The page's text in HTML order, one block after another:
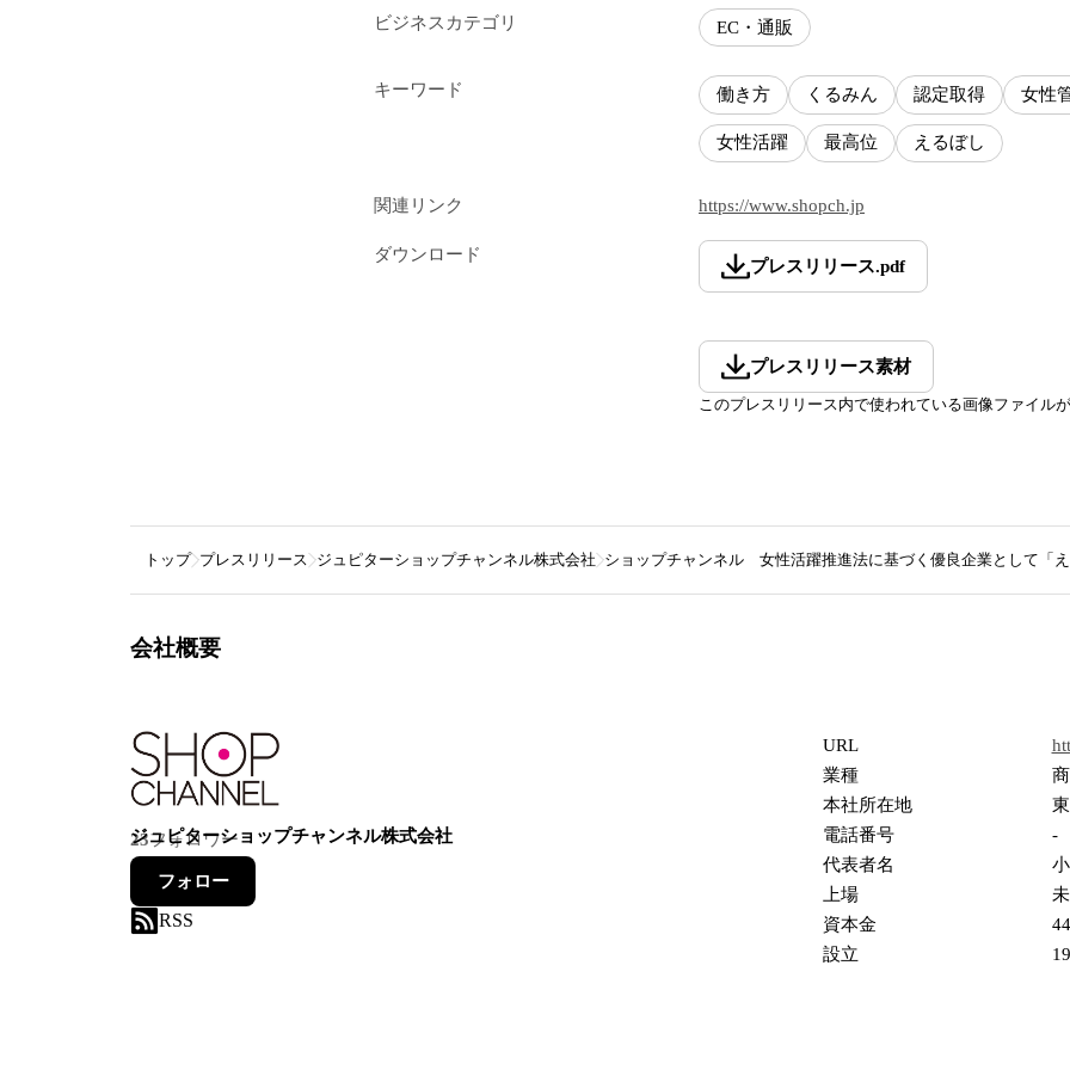
ビジネスカテゴリ EC・通販
キーワード 働き方 くるみん 認定取得 女性
女性活躍 最高位 えるぼし
関連リンク https://www.shopch.jp
ダウンロード
プレスリリース.pdf
プレスリリース素材
このプレスリリース内で使われている画像ファイル
トップ プレスリリース ジュピターショップチャンネル株式会社 ショップチャンネル 女性活躍推進法に基づく優良企業として「
会社概要
ジュピターショップチャンネル株式会社
23フォロワー
フォロー
RSS
URL
業種
本社所在地
電話番号
-
代表者名
上場
資本金
設立